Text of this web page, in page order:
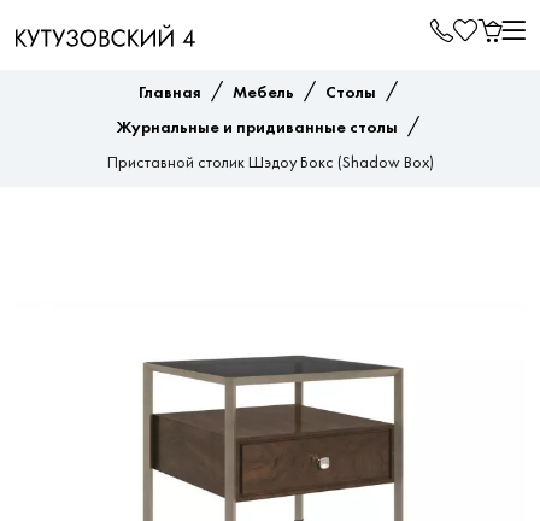
Главная / Мебель / Столы /
Журнальные и придиванные столы /
Приставной столик Шэдоу Бокс (Shadow Box)